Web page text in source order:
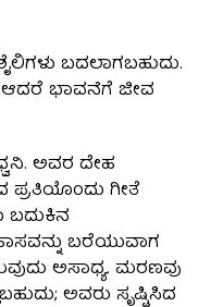
ಬದಲಾಗಬಹುದು.
ಆದರೆ ಭಾವನೆಗೆ ಜೀವ
ಅವರ ದೇಹ
ಪ್ರತಿಯೊಂದು ಗೀತೆ
ಬದುಕಿನ
ಬರೆಯುವಾಗ
ಅಸಾಧ್ಯ. ಮರಣವು
ಅವರು ಸೃಷ್ಟಿಸಿದ